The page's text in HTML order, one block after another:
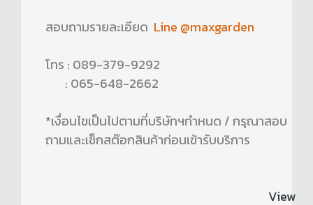
สอบถามรายละเอียด Line @maxgarden
โทร : 089-379-9292
: 065-648-2662
*เงื่อนไขเป็นไปตามที่บริษัทฯกำหนด / กรุณาสอบ
ถามและเช็กสต๊อกสินค้าก่อนเข้ารับบริการ
View